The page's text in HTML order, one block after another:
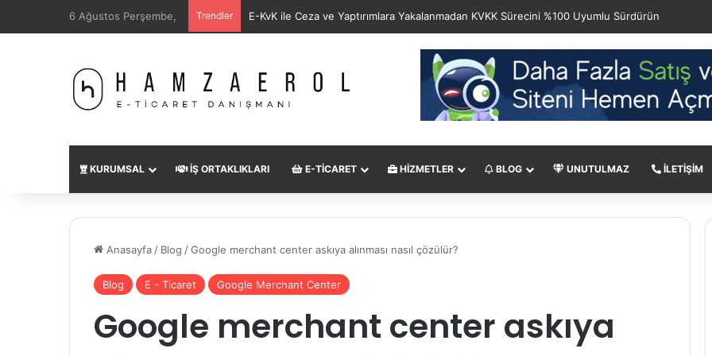
6 Ağustos Perşembe, Trendler SEO Uzmanı Nedir?
KURUMSAL İŞ ORTAKLIKLARI E-TICARET HIZMETLER BLOG UNUTULMAZ İLETIŞIM
Anasayfa / Blog /Google merchant center askıya alınması nasıl çözülür?
Blog E - Ticaret Google Merchant Center
Google merchant center askıya